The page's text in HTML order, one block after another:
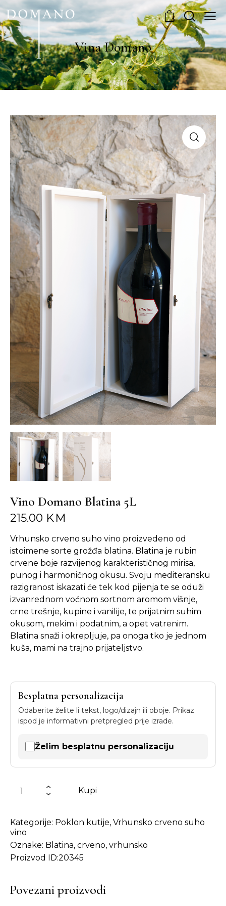
0
Vina Domano
Vino Domano Blatina 5L
215.00 KM
Vrhunsko crveno suho vino proizvedeno od
istoimene sorte grožđa blatina. Blatina je rubin
crvene boje razvijenog karakterističnog mirisa,
punog i harmoničnog okusu. Svoju mediteransku
razigranost iskazati će tek kod pijenja te se oduži
izvanrednom voćnom sortnom aromom višnje,
crne trešnje, kupine i vanilije, te prijatnim suhim
okusom, mekim i podatnim, a opet vatrenim.
Blatina snaži i okrepljuje, pa onoga tko je jednom
kuša, mami na trajno prijateljstvo.
Besplatna personalizacija
Odaberite želite li tekst, logo/dizajn ili oboje. Prikaz
ispod je informativni pretpregled prije izrade.
Želim besplatnu personalizaciju
Kupi
Kategorije: Poklon kutije, Vrhunsko crveno suho
vino
Oznake: Blatina, crveno, vrhunsko
Proizvod ID:20345
Povezani proizvodi